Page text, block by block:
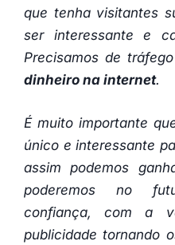
que tenha visitantes
ser interessante e
Precisamos de
dinheiro na internet.
É muito importante
único e interessante
assim podemos
poderemos no
confiança, com a
publicidade tornando